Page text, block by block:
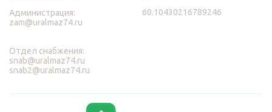
Администрация:
zam@uralmaz74.ru
Отдел снабжения:
snab@uralmaz74.ru
snab2@uralmaz74.ru
60.10430216789246